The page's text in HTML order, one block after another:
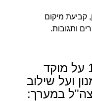
קביעת מיקום
ותגובות.
כתבה בחדשות 13 על מוקד
ועל שילוב
במערך: